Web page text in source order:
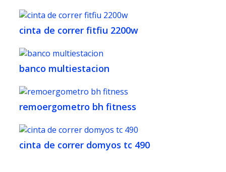
cinta de correr fitfiu 2200w
banco multiestacion
remoergometro bh fitness
cinta de correr domyos tc 490